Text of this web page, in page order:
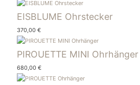
EISBLUME Ohrstecker
370,00 €
PIROUETTE MINI Ohrhänger
680,00 €